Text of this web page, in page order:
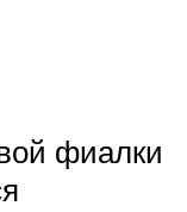
фиалки